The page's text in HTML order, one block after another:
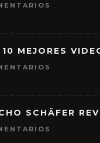
MEJORES
SCHÄFER